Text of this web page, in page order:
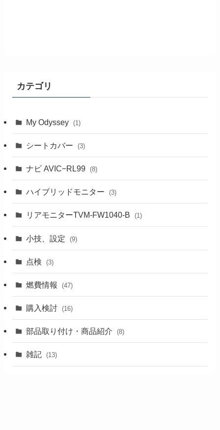
カテゴリ
My Odyssey (1)
シートカバー (3)
ナビ AVIC−RL99 (8)
ハイブリッドモニター (3)
リアモニターTVM-FW1040-B (1)
小技、設定 (9)
点検 (3)
燃費情報 (47)
購入検討 (16)
部品取り付け・商品紹介 (8)
雑記 (13)